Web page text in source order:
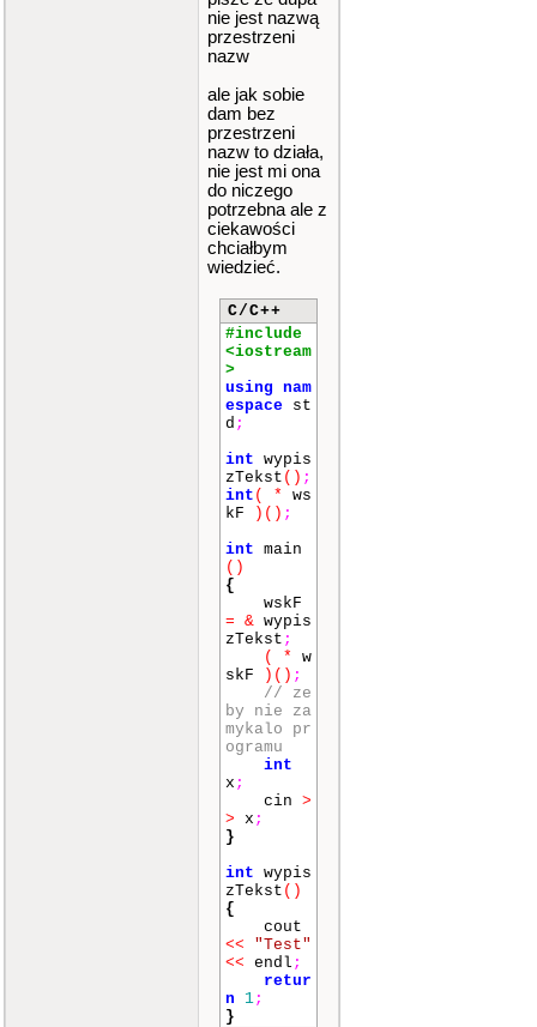
nie jest nazwą
przestrzeni
nazw
ale jak sobie
dam bez
przestrzeni
nazw to działa,
nie jest mi ona
do niczego
potrzebna ale z
ciekawości
chciałbym
wiedzieć.
C/C++
#include
<iostream
>
using nam
espace st
d ;
int wypis
zTekst () ;
int ( *
ws
kF
) () ;
int main
()
{
wskF
= & wypis
zTekst ;
(
*
w
skF
) () ;
// ze
by nie za
mykalo pr
ogramu
int
x ;
cin >
> x ;
}
int wypis
zTekst ()
{
cout
<<
"Test"
<< endl ;
retur
n
1;
}